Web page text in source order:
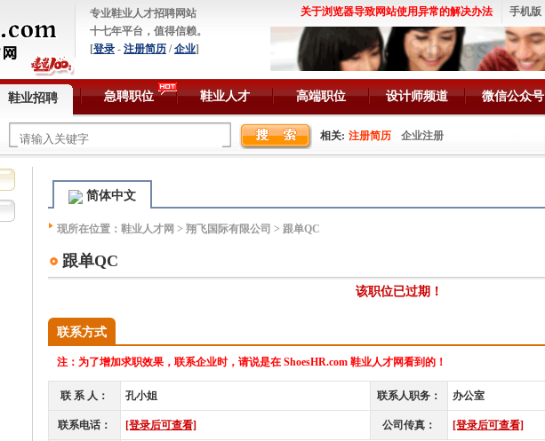
专业鞋业人才招聘网站
十七年平台，值得信赖。
[登录 - 注册简历 /企业]
手机版
关于浏览器导致网站使用异常的解决办法
鞋业招聘 急聘职位 鞋业人才 高端职位 设计师频道 微信公众号
相关: 注册简历 企业注册
简体中文
现所在位置： 鞋业人才网 > 翔飞国际有限公司 > 跟单QC
跟单QC
该职位已过期！
联系方式
注： 为了增加求职效果，联系企业时，请说是在 ShoesHR.com 鞋业人才网看到的！
联 系 人： 孔小姐 联系人职务： 办公室
联系电话： [登录后可查看] 公司传真： [登录后可查看]